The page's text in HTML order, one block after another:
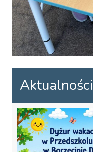
Aktualności